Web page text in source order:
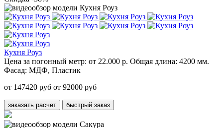
Кухня Роуз
Цена за погонный метр: от 22.000 р. Общая длина: 4200 мм.
Фасад: МДФ, Пластик
от 147420 руб от 92000 руб
заказать расчет быстрый заказ